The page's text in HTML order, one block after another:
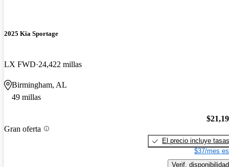
2025 Kia Sportage
LX FWD 24,422 millas
Birmingham, AL
49 millas
Gran oferta
El precio incluye tasas
$37/mes
Verif. disponibilidad